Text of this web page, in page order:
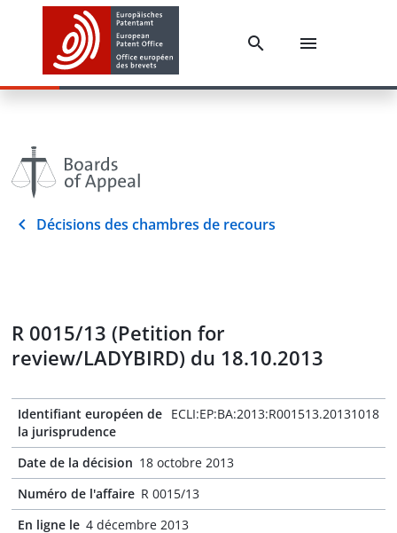
Décisions des chambres de recours
R 0015/13 (Petition for
review/LADYBIRD) du 18.10.2013
Identifiant européen de
la jurisprudence
ECLI:EP:BA:2013:R001513.20131018
Date de la décision 18 octobre 2013
Numéro de l'affaire R 0015/13
En ligne le 4 décembre 2013